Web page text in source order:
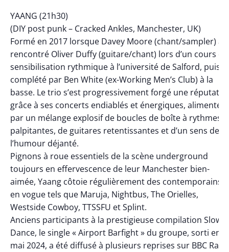
YAANG (21h30)
(DIY post punk – Cracked Ankles, Manchester, UK)
Formé en 2017 lorsque Davey Moore (chant/sampler) a
rencontré Oliver Duffy (guitare/chant) lors d’un cours de
sensibilisation rythmique à l’université de Salford, puis
complété par Ben White (ex-Working Men’s Club) à la
basse. Le trio s’est progressivement forgé une
grâce à ses concerts endiablés et énergiques, alimentés
par un mélange explosif de boucles de boîte à rythmes
palpitantes, de guitares retentissantes et d’un sens de
l’humour déjanté.
Pignons à roue essentiels de la scène underground
toujours en effervescence de leur Manchester bien-
aimée, Yaang côtoie régulièrement des contemporains
en vogue tels que Maruja, Nightbus, The Orielles,
Westside Cowboy, TTSSFU et Splint.
Anciens participants à la prestigieuse compilation Slow
Dance, le single « Airport Barfight » du groupe, sorti en
mai 2024, a été diffusé à plusieurs reprises sur BBC